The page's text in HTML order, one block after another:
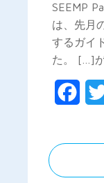
SEEMP
は、先月
するガイ
た。 […]